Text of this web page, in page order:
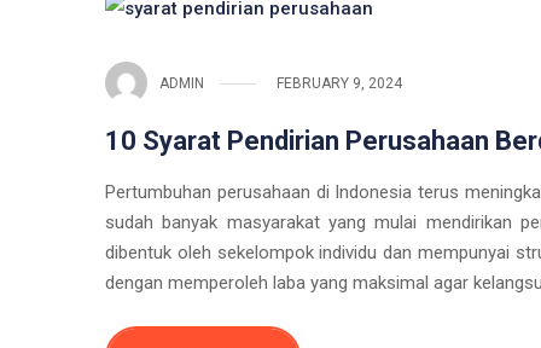
ADMIN FEBRUARY 9, 2024
10 Syarat Pendirian Perusahaan
Pertumbuhan perusahaan di Indonesia terus
sudah banyak masyarakat yang mulai mendirikan
dibentuk oleh sekelompok individu dan mempunyai
dengan memperoleh laba yang maksimal agar